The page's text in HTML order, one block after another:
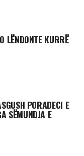
LËNDONTE KURRË
PORADECI E
SËMUNDJA E